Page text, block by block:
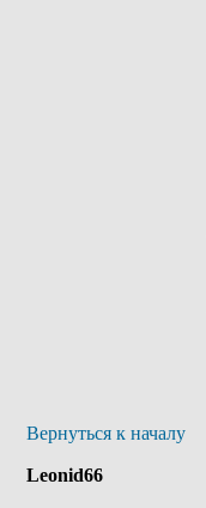
Вернуться к началу
Leonid66